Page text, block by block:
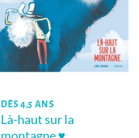
DÈS 4,5 ANS
Là-haut sur la